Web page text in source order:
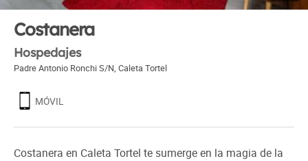
Costanera
Hospedajes
Padre Antonio Ronchi S/N, Caleta Tortel
MÓVIL
Costanera en Caleta Tortel te sumerge en la magia de la